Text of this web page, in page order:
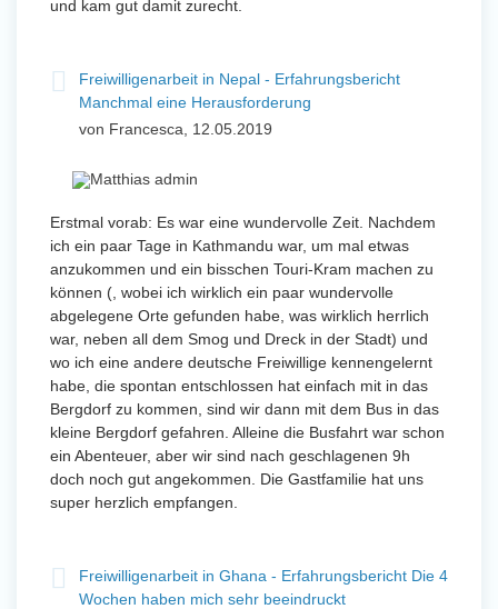
und kam gut damit zurecht.
Freiwilligenarbeit in Nepal - Erfahrungsbericht
Manchmal eine Herausforderung
von Francesca, 12.05.2019
Erstmal vorab: Es war eine wundervolle Zeit. Nachdem
ich ein paar Tage in Kathmandu war, um mal etwas
anzukommen und ein bisschen Touri-Kram machen zu
können (, wobei ich wirklich ein paar wundervolle
abgelegene Orte gefunden habe, was wirklich herrlich
war, neben all dem Smog und Dreck in der Stadt) und
wo ich eine andere deutsche Freiwillige kennengelernt
habe, die spontan entschlossen hat einfach mit in das
Bergdorf zu kommen, sind wir dann mit dem Bus in das
kleine Bergdorf gefahren. Alleine die Busfahrt war schon
ein Abenteuer, aber wir sind nach geschlagenen 9h
doch noch gut angekommen. Die Gastfamilie hat uns
super herzlich empfangen.
Freiwilligenarbeit in Ghana - Erfahrungsbericht Die 4
Wochen haben mich sehr beeindruckt